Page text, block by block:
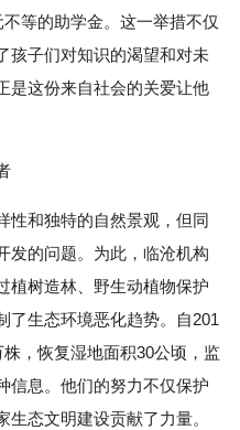
等的助学金。这一举措不仅
孩子们对知识的渴望和对未
是这份来自社会的关爱让他
性和独特的自然景观，但同
发的问题。为此，临沧机构
植树造林、野生动植物保护
了生态环境恶化趋势。自201
，恢复湿地面积30公顷，监
信息。他们的努力不仅保护
态文明建设贡献了力量。